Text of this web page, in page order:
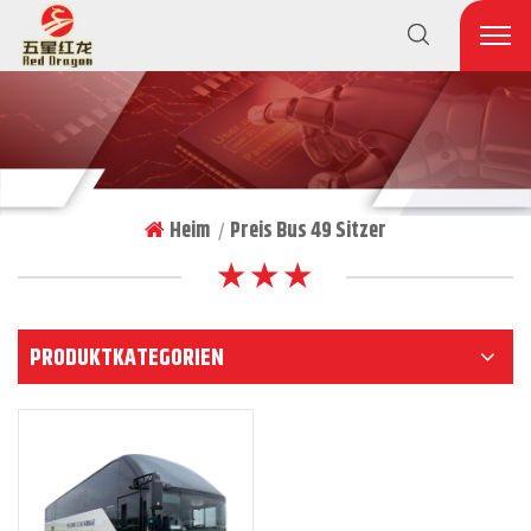
Heim | Preis Bus 49 Sitzer
★ ★ ★
PRODUKTKATEGORIEN